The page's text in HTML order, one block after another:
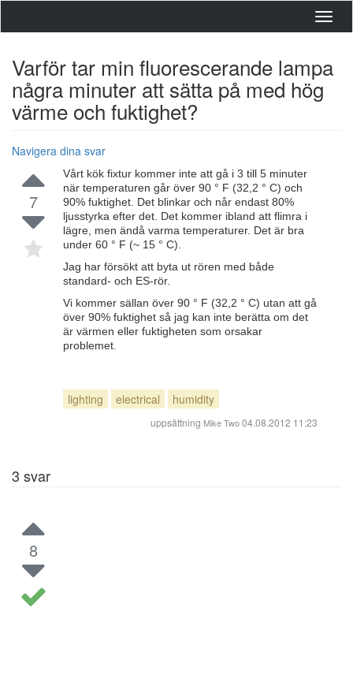
Varför tar min fluorescerande lampa
några minuter att sätta på med hög
värme och fuktighet?
Navigera dina svar
7
Vårt kök fixtur kommer inte att gå i 3 till 5 minuter
när temperaturen går över 90 ° F (32,2 ° C) och
90% fuktighet. Det blinkar och når endast 80%
ljusstyrka efter det. Det kommer ibland att flimra i
lägre, men ändå varma temperaturer. Det är bra
under 60 ° F (~ 15 ° C).
Jag har försökt att byta ut rören med både
standard- och ES-rör.
Vi kommer sällan över 90 ° F (32,2 ° C) utan att gå
över 90% fuktighet så jag kan inte berätta om det
är värmen eller fuktigheten som orsakar
problemet.
lighting electrical humidity
uppsättning Mike Two04.08.2012 11:23
3 svar
8